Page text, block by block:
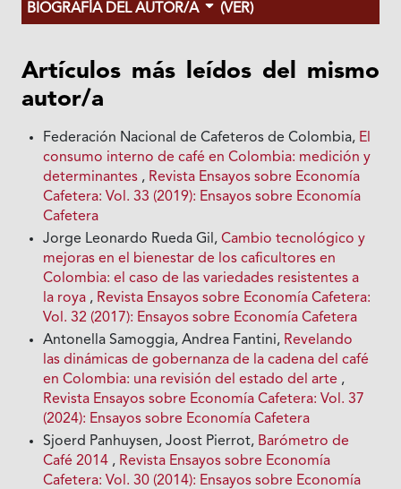
BIOGRAFÍA DEL AUTOR/A (VER)
Artículos más leídos del mismo
autor/a
Federación Nacional de Cafeteros de Colombia, El
consumo interno de café en Colombia: medición y
determinantes , Revista Ensayos sobre Economía
Cafetera: Vol. 33 (2019): Ensayos sobre Economía
Cafetera
Jorge Leonardo Rueda Gil,Cambio tecnológico y
mejoras en el bienestar de los caficultores en
Colombia: el caso de las variedades resistentes a
la roya , Revista Ensayos sobre Economía Cafetera:
Vol. 32 (2017): Ensayos sobre Economía Cafetera
Antonella Samoggia, Andrea Fantini, Revelando
las dinámicas de gobernanza de la cadena del café
en Colombia: una revisión del estado del arte ,
Revista Ensayos sobre Economía Cafetera: Vol. 37
(2024): Ensayos sobre Economía Cafetera
Sjoerd Panhuysen, Joost Pierrot, Barómetro de
Café 2014 , Revista Ensayos sobre Economía
Cafetera: Vol. 30 (2014): Ensayos sobre Economía